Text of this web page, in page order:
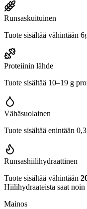
Runsaskuituinen
Tuote sisältää vähintään
Proteiinin lähde
Tuote sisältää 10–19 g
Vähäsuolainen
Tuote sisältää enintään
Runsashiilihydraattinen
Tuote sisältää vähintään
Hiilihydraateista saat noin
Mainos